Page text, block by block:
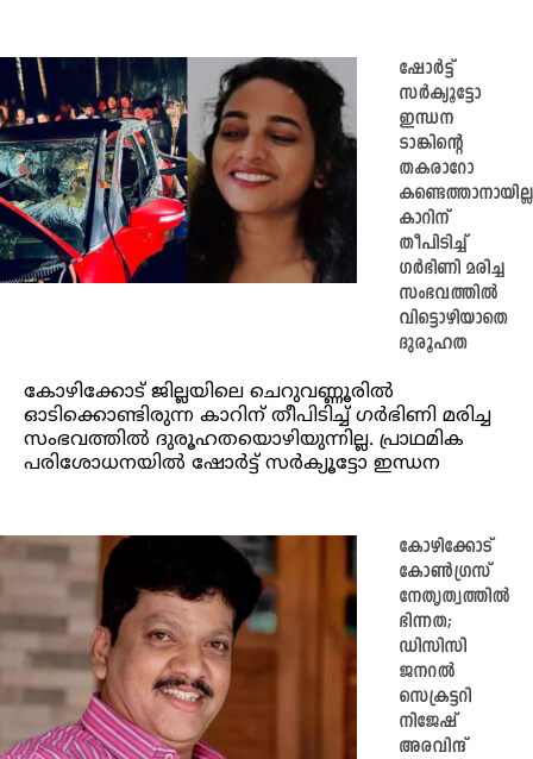
ഷോര്‍ട്ട്
സര്‍ക്യൂട്ടോ
ഇന്ധന
ടാങ്കിന്റെ
തകരാറോ
കാറിന്
തീപിടിച്ച്
ഗര്‍ഭിണി മരിച്ച
സംഭവത്തില്‍
വിട്ടൊഴിയാതെ
ദുരൂഹത
കോഴിക്കോട് ജില്ലയിലെ ചെറുവണ്ണൂരില്‍
ഓടിക്കൊണ്ടിരുന്ന കാറിന് തീപിടിച്ച് ഗര്‍ഭിണി മരിച്ച
സംഭവത്തില്‍ ദുരൂഹതയൊഴിയുന്നില്ല. പ്രാഥമിക
പരിശോധനയില്‍ ഷോര്‍ട്ട് സര്‍ക്യൂട്ടോ ഇന്ധന
കോഴിക്കോട്
കോണ്‍ഗ്രസ്
നേതൃത്വത്തില്‍
ഭിന്നത;
ഡിസിസി
ജനറല്‍
സെക്രട്ടറി
നിജേഷ്
അരവിന്ദ്